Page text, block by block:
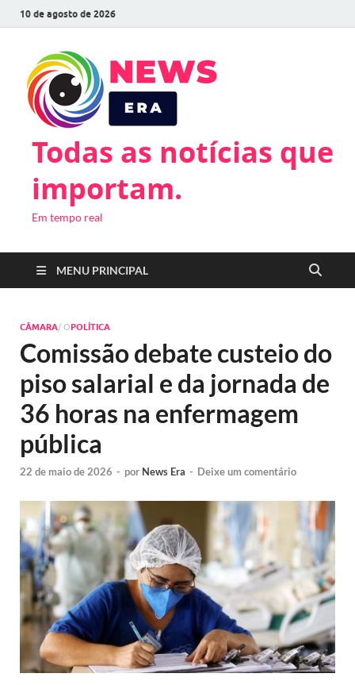
10 de agosto de 2026
Todas as notícias que
importam.
Em tempo real
MENU PRINCIPAL
CÂMARA/ OPOLÍTICA
Comissão debate custeio do
piso salarial e da jornada de
36 horas na enfermagem
pública
22 de maio de 2026 - por News Era - Deixe um comentário